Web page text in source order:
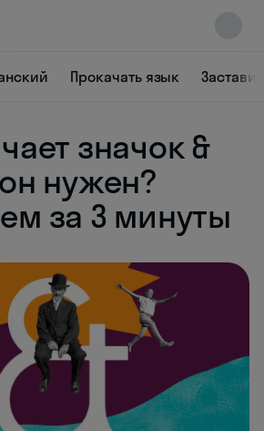
Прокачать язык
значок &
нужен?
за 3 минуты